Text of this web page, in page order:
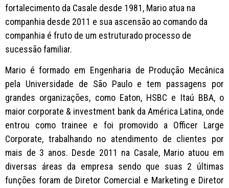
fortalecimento da Casale desde 1981, Mario atua na
companhia desde 2011 e sua ascensão ao comando da
companhia é fruto de um estruturado processo de
sucessão familiar.
Mario é formado em Engenharia de Produção Mecânica
pela Universidade de São Paulo e tem passagens por
grandes organizações, como Eaton, HSBC e Itaú BBA, o
maior corporate & investment bank da América Latina, onde
entrou como trainee e foi promovido a Officer Large
Corporate, trabalhando no atendimento de clientes por
mais de 3 anos. Desde 2011 na Casale, Mario atuou em
diversas áreas da empresa sendo que suas 2 últimas
funções foram de Diretor Comercial e Marketing e Diretor